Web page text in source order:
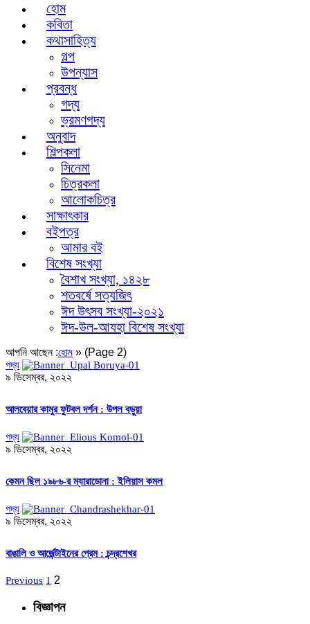
হোম
কবিতা
কথাসাহিত্য
গল্প
উপন্যাস
প্রবন্ধ
গদ্য
ভ্রমণগদ্য
অনুবাদ
শিল্পকলা
সিনেমা
চিত্রকলা
আলোকচিত্র
সাক্ষাৎকার
বইপত্র
আমার বই
বিশেষ সংখ্যা
বৈশাখ সংখ্যা, ১৪২৮
শতবর্ষে সত্যজিৎ
ঈদ উৎসব সংখ্যা-২০২১
ঈদ-উল-আযহা বিশেষ সংখ্যা
আপনি আছেন :হোম » (Page 2)
গদ্য
৯ ডিসেম্বর, ২০২২
আলবেয়ার কামুর ফুটবল দর্শন : উপল বড়ুয়া
গদ্য
৯ ডিসেম্বর, ২০২২
কেমন ছিল ১৯৮৬-র ম্যারাডোনা : ইলিয়াস কমল
গদ্য
৯ ডিসেম্বর, ২০২২
বাঙালি ও আর্জেন্টাইনের প্রেম : চন্দ্রশেখর
Previous 1 2
বিজ্ঞাপন